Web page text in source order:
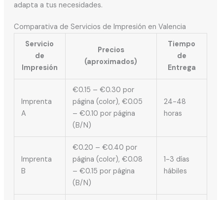
adapta a tus necesidades.
Comparativa de Servicios de Impresión en Valencia
Servicio
de
Impresión
Precios
(aproximados)
Tiempo
de
Entrega
Imprenta
A
€0.15 – €0.30 por
página (color), €0.05
– €0.10 por página
(B/N)
24-48
horas
Imprenta
B
€0.20 – €0.40 por
página (color), €0.08
– €0.15 por página
(B/N)
1-3 días
hábiles